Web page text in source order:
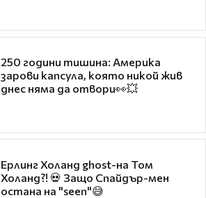
250 години тишина: Америка
зарови капсула, която никой жив
днес няма да отвори👀💥
Ерлинг Холанд ghost-на Том
Холанд?! 💀 Защо Спайдър-мен
остана на "seen"😅